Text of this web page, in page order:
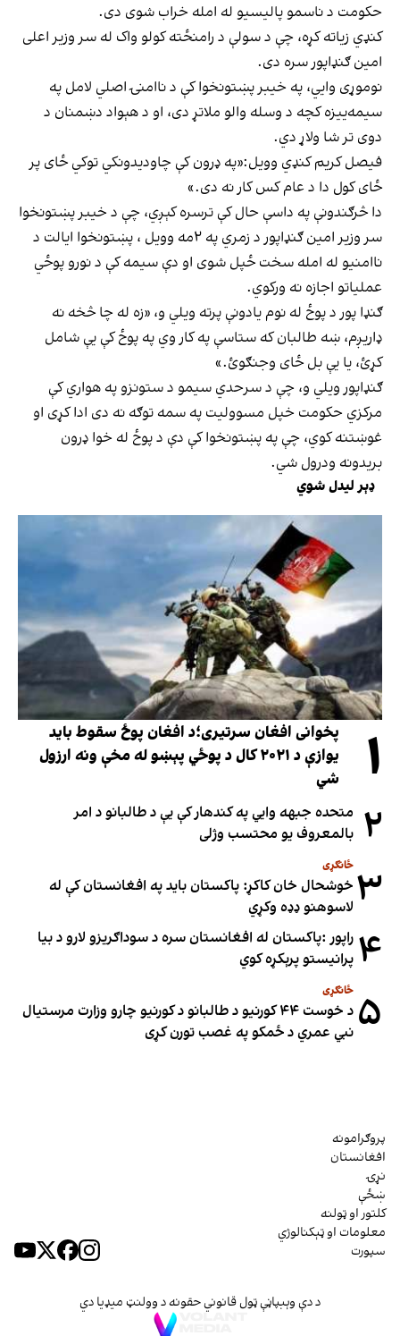
حکومت د ناسمو پالیسیو له امله خراب شوی دی.
کنډي زیاته کړه، چې د سولې د رامنځته کولو واک له سر وزیر اعلی
امین ګنډاپور سره دی.
نوموړی وايي، په خیبر پښتونخوا کې د ناامنۍ اصلي لامل په
سیمه‌يیزه کچه د وسله والو ملاتړ دی، او د هېواد دښمنان د
دوی تر شا ولاړ دي.
فیصل کریم کنډي وویل:«په ډرون کې چاودیدونکي توکي ځای پر
ځای کول دا د عام کس کار نه دی.»
دا څرګندونې په داسې حال کې ترسره کېږي، چې د خیبر پښتونخوا
سر وزیر امین ګنډاپور د زمري په ۲مه وویل ، پښتونخوا ایالت د
ناامنیو له امله سخت ځپل شوی او دې سیمه کې د نورو پوځي
عملیاتو اجازه نه ورکوي.
ګنډا پور د پوځ له نوم یادونې پرته ویلي و، «زه له چا څخه نه
ډاریږم، ښه طالبان که ستاسې په کار وي په پوځ کې یې شامل
کړئ، یا یې بل ځای وجنګوئ.»
ګنډاپور ویلي و، چې د سرحدي سیمو د ستونزو په هواري کې
مرکزي حکومت خپل مسوولیت په سمه توګه نه دی ادا کړی او
غوښتنه کوي، چې په پښتونخوا کې دې د پوځ له خوا ډرون
بریدونه ودرول شي.
ډېر لیدل شوي
۱
پخوانی افغان سرتیری؛د افغان پوځ سقوط باید
یوازې د ۲۰۲۱ کال د پوځي پېښو له مخې ونه ارزول
شي
۲ متحده جبهه وايي په کندهار کې یې د طالبانو د امر
بالمعروف یو محتسب وژلی
۳ ځانګړی
خوشحال خان کاکړ: پاکستان بايد په افغانستان کې له
لاسوهنو ډډه وکړي
۴ راپور :پاکستان له افغانستان سره د سوداګریزو لارو د بیا
پرانیستو پرېکړه کوي
۵ ځانګړی
د خوست ۴۴ کورنیو د طالبانو د کورنیو چارو وزارت مرستیال
نبي عمري د ځمکو په غصب تورن کړی
پروګرامونه
افغانستان
نړۍ
ښځې
کلتور او ټولنه
معلومات او ټېکنالوژي
سپورت
د دې وېبپاڼې ټول قانوني حقونه د وولنټ میډیا دي